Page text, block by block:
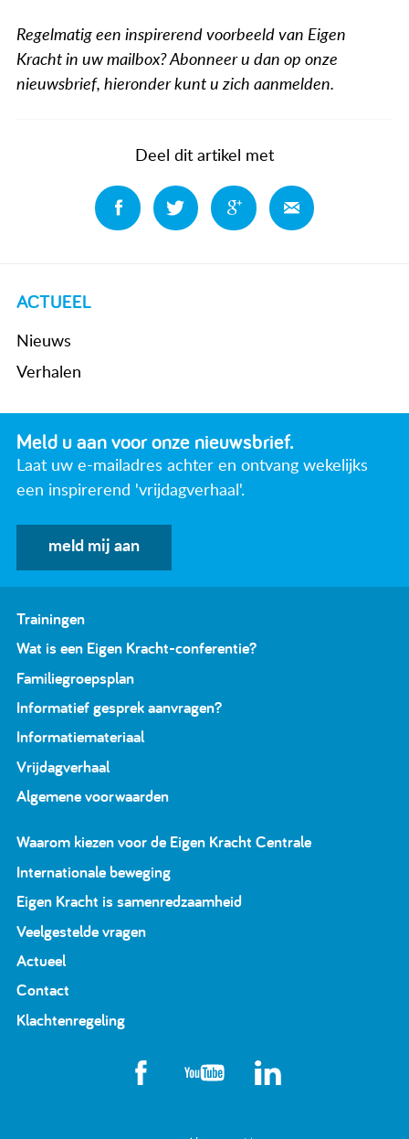
ACTUEEL
Nieuws
Verhalen
Regelmatig een inspirerend voorbeeld van Eigen
Kracht in uw mailbox? Abonneer u dan op onze
nieuwsbrief, hieronder kunt u zich aanmelden.
Deel dit artikel met
Deel Deel Deel
Meld u aan voor onze nieuwsbrief.
Laat uw e-mailadres achter en ontvang wekelijks
een inspirerend 'vrijdagverhaal'.
meld mij aan
Trainingen
Wat is een Eigen Kracht-conferentie?
Familiegroepsplan
Informatief gesprek aanvragen?
Informatiemateriaal
Vrijdagverhaal
Algemene voorwaarden
Waarom kiezen voor de Eigen Kracht Centrale
Internationale beweging
Eigen Kracht is samenredzaamheid
Veelgestelde vragen
Actueel
Contact
Klachtenregeling